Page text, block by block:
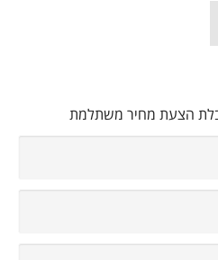
הצעת מחיר משתלמת